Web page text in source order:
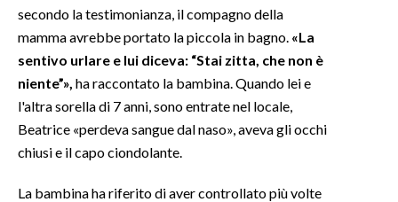
STORE
secondo la testimonianza, il compagno della
mamma avrebbe portato la piccola in bagno. «La
sentivo urlare e lui diceva: “Stai zitta, che non è
niente”», ha raccontato la bambina. Quando lei e
l'altra sorella di 7 anni, sono entrate nel locale,
Beatrice «perdeva sangue dal naso», aveva gli occhi
chiusi e il capo ciondolante.
La bambina ha riferito di aver controllato più volte